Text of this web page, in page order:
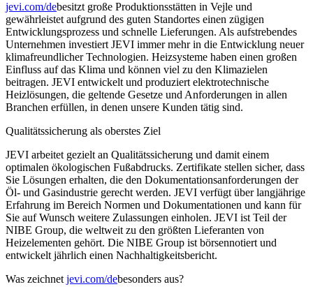
jevi.com/debesitzt große Produktionsstätten in Vejle und
gewährleistet aufgrund des guten Standortes einen zügigen
Entwicklungsprozess und schnelle Lieferungen. Als aufstrebendes
Unternehmen investiert JEVI immer mehr in die Entwicklung neuer
klimafreundlicher Technologien. Heizsysteme haben einen großen
Einfluss auf das Klima und können viel zu den Klimazielen
beitragen. JEVI entwickelt und produziert elektrotechnische
Heizlösungen, die geltende Gesetze und Anforderungen in allen
Branchen erfüllen, in denen unsere Kunden tätig sind.
Qualitätssicherung als oberstes Ziel
JEVI arbeitet gezielt an Qualitätssicherung und damit einem
optimalen ökologischen Fußabdrucks. Zertifikate stellen sicher, dass
Sie Lösungen erhalten, die den Dokumentationsanforderungen der
Öl- und Gasindustrie gerecht werden. JEVI verfügt über langjährige
Erfahrung im Bereich Normen und Dokumentationen und kann für
Sie auf Wunsch weitere Zulassungen einholen. JEVI ist Teil der
NIBE Group, die weltweit zu den größten Lieferanten von
Heizelementen gehört. Die NIBE Group ist börsennotiert und
entwickelt jährlich einen Nachhaltigkeitsbericht.
Was zeichnet jevi.com/debesonders aus?